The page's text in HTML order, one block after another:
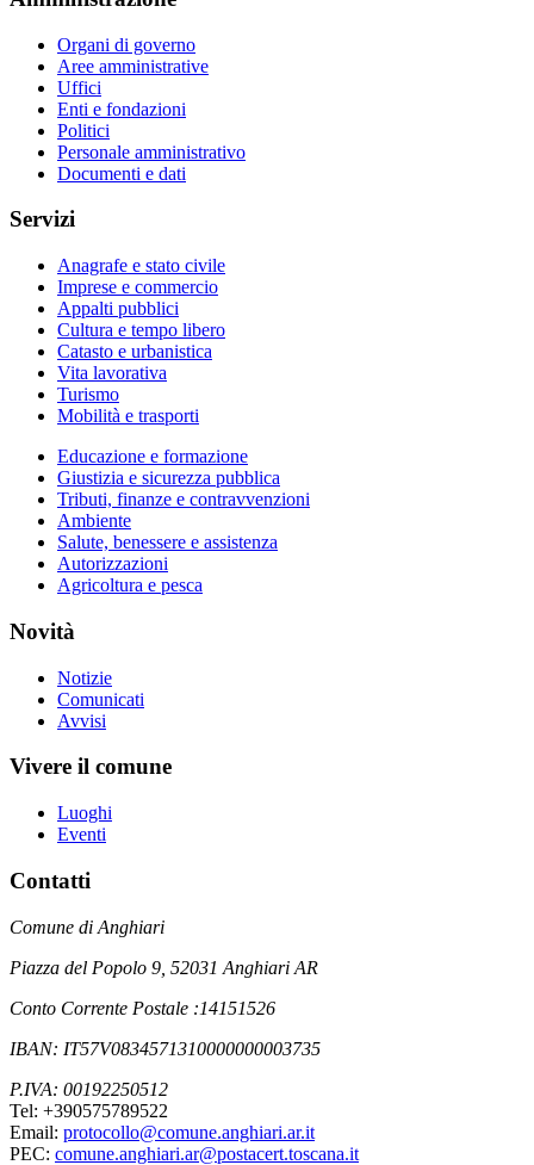
Organi di governo
Aree amministrative
Uffici
Enti e fondazioni
Politici
Personale amministrativo
Documenti e dati
Servizi
Anagrafe e stato civile
Imprese e commercio
Appalti pubblici
Cultura e tempo libero
Catasto e urbanistica
Vita lavorativa
Turismo
Mobilità e trasporti
Educazione e formazione
Giustizia e sicurezza pubblica
Tributi, finanze e contravvenzioni
Ambiente
Salute, benessere e assistenza
Autorizzazioni
Agricoltura e pesca
Novità
Notizie
Comunicati
Avvisi
Vivere il comune
Luoghi
Eventi
Contatti
Comune di Anghiari
Piazza del Popolo 9, 52031 Anghiari AR
Conto Corrente Postale :14151526
IBAN: IT57V0834571310000000003735
P.IVA: 00192250512
Tel: +390575789522
Email: protocollo@comune.anghiari.ar.it
PEC: comune.anghiari.ar@postacert.toscana.it